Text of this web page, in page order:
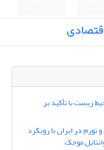
زیست با تأکید بر
در ایران با رویکرد
موجک